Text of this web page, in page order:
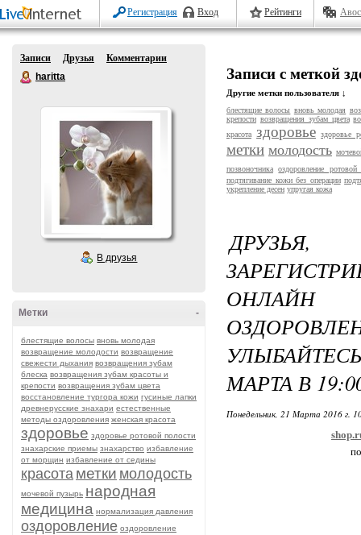
Регистрация Вход Рейтинги
Записи Друзья
Комментарии
haritta
В друзья
-
Метки
блестящие волосы вновь молодая
возвращение молодости возвращение
свежести дыхания возвращения зубам
блеска возвращения зубам красоты и
крепости возвращения зубам цвета
восстановление тургора кожи гусиные лапки
древнерусские знахари естественные
методы оздоровления женская красота
здоровье здоровье ротовой полости
знахарские приемы знахарство избавление
от морщин избавление от седины
красота метки молодость
мочевой пузырь народная
медицина нормализация давления
оздоровление оздоровление
Записи с меткой
Другие метки пользователя ↓
блестящие волосы вновь молодая
крепости возвращения зубам цвета
красота
здоровье здоровье
метки молодость
позвоночника оздоровление ротовой
подтягивание кожи без операции
укрепление десен упругая кожа
ОНЛАЙН
МАРТА В
Понедельник, 21 Марта 2016 г.